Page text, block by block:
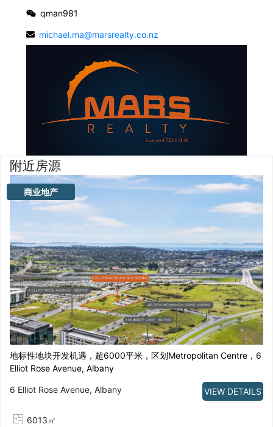
qman981
michael.ma@marsrealty.co.nz
附近房源
商业地产
地标性地块开发机遇，超6000平米，区划Metropolitan Centre，6
Elliot Rose Avenue, Albany
6 Elliot Rose Avenue, Albany VIEW DETAILS
6013㎡